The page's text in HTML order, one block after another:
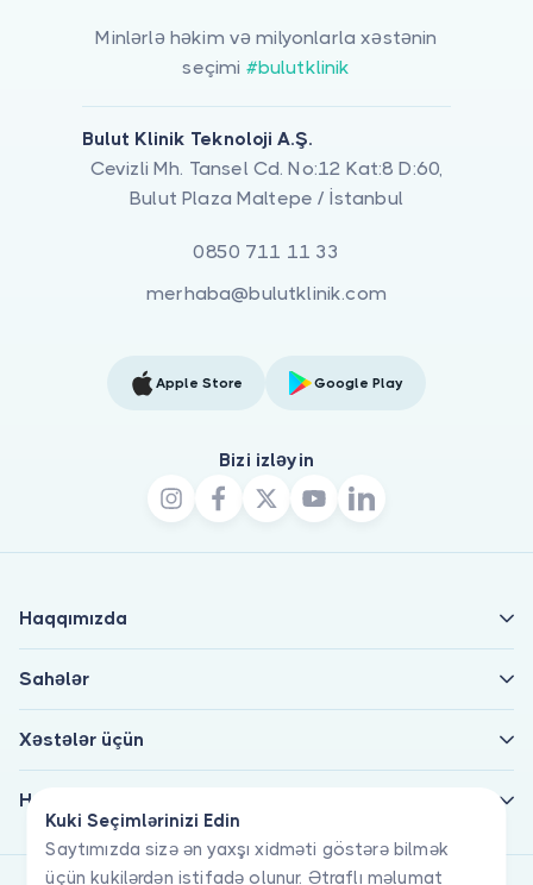
Kuki Seçimlərinizi Edin
Saytımızda sizə ən yaxşı xidməti göstərə bilmək
üçün kukilərdən istifadə olunur. Ətraflı məlumat
Minlərlə həkim və milyonlarla xəstənin
seçimi #bulutklinik
Bulut Klinik Teknoloji A.Ş.
Cevizli Mh. Tansel Cd. No:12 Kat:8 D:60,
Bulut Plaza Maltepe / İstanbul
0850 711 11 33
merhaba@bulutklinik.com
Apple Store Google Play
Bizi izləyin
Haqqımızda
Sahələr
Xəstələr üçün
Həkimlər üçün